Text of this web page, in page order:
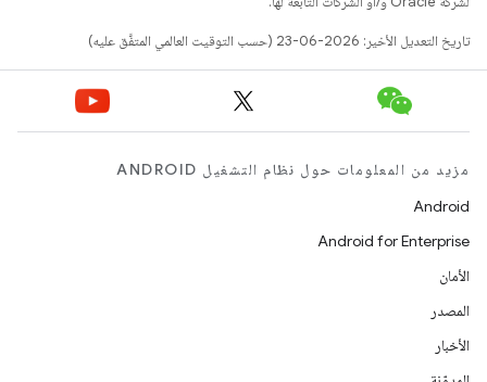
تاريخ التعديل الأخير: 2026-06-23 (حسب التوقيت العالمي المتفَّق عليه)
مزيد من المعلومات حول نظام التشغيل ANDROID
Android
Android for Enterprise
الأمان
المصدر
الأخبار